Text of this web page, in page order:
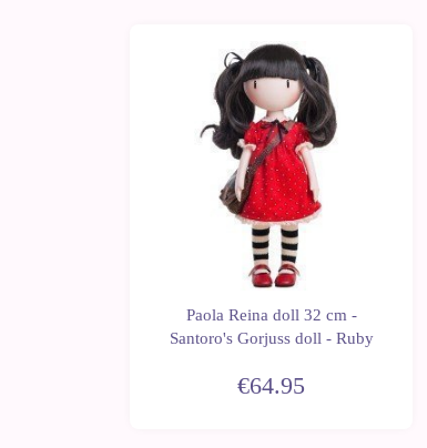
Paola Reina doll 32 cm -
Santoro's Gorjuss doll - Ruby
€64.95